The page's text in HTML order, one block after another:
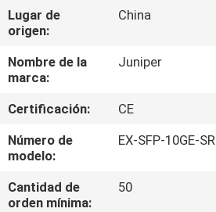
LOS
VÍDEOS
SOBRE
NOSOTROS
RECORRIDO
POR
Lugar de
origen:
China
Nombre de la
marca:
Juniper
Certificación:
CE
Número de
modelo:
EX-SFP-10GE-SR
Cantidad de
orden mínima:
50